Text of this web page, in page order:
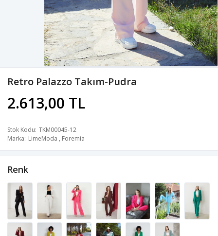
Retro Palazzo Takım-Pudra
2.613,00 TL
Stok Kodu TKM00045-12
Marka LimeModa , Foremia
Renk